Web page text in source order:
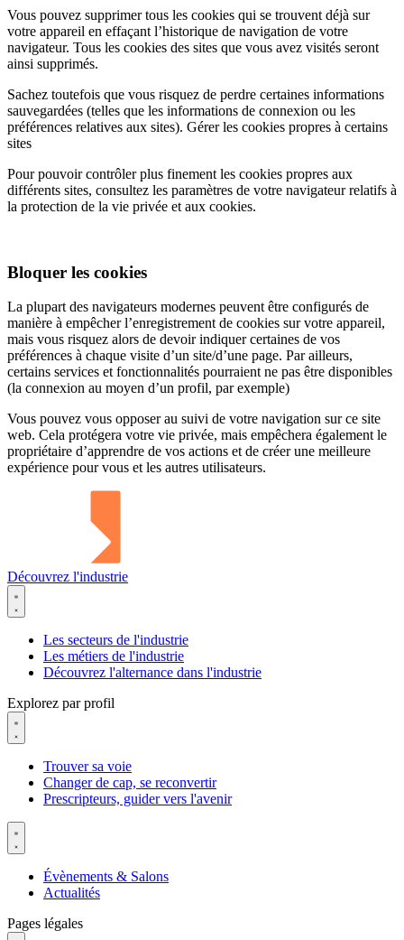
Vous pouvez supprimer tous les cookies qui se trouvent déjà sur
votre appareil en effaçant l’historique de navigation de votre
navigateur. Tous les cookies des sites que vous avez visités seront
ainsi supprimés.
Sachez toutefois que vous risquez de perdre certaines informations
sauvegardées (telles que les informations de connexion ou les
préférences relatives aux sites). Gérer les cookies propres à certains
sites
Pour pouvoir contrôler plus finement les cookies propres aux
différents sites, consultez les paramètres de votre navigateur relatifs à
la protection de la vie privée et aux cookies.
Bloquer les cookies
La plupart des navigateurs modernes peuvent être configurés de
manière à empêcher l’enregistrement de cookies sur votre appareil,
mais vous risquez alors de devoir indiquer certaines de vos
préférences à chaque visite d’un site/d’une page. Par ailleurs,
certains services et fonctionnalités pourraient ne pas être disponibles
(la connexion au moyen d’un profil, par exemple)
Vous pouvez vous opposer au suivi de votre navigation sur ce site
web. Cela protégera votre vie privée, mais empêchera également le
propriétaire d’apprendre de vos actions et de créer une meilleure
expérience pour vous et les autres utilisateurs.
Découvrez l'industrie
Les secteurs de l'industrie
Les métiers de l'industrie
Découvrez l'alternance dans l'industrie
Explorez par profil
Trouver sa voie
Changer de cap, se reconvertir
Prescripteurs, guider vers l'avenir
Évènements & Salons
Actualités
Pages légales